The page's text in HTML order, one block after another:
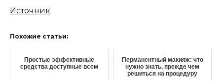
Источник
Похожие статьи:
Простые эффективные
средства доступные всем
Перманентный макияж: что
нужно знать, прежде чем
решиться на процедуру